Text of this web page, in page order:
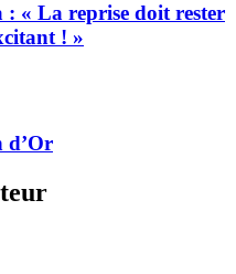
« La reprise doit rester
! »
d’Or